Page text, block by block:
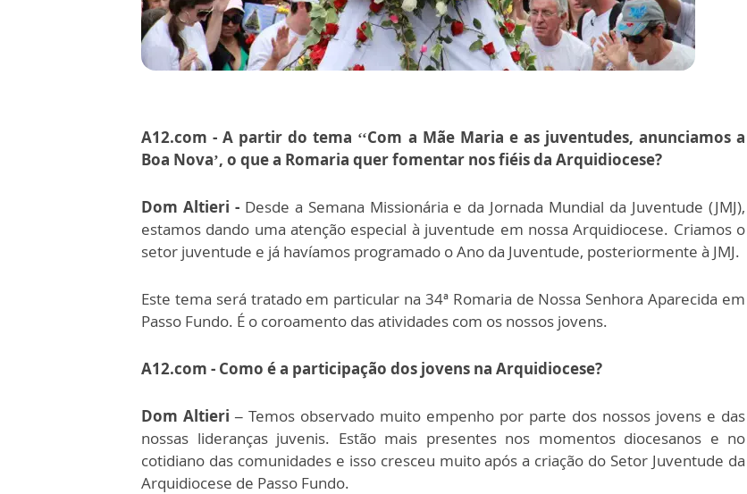
A12.com - A partir do tema ‘‘Com a Mãe Maria e as juventudes, anunciamos a
Boa Nova’, o que a Romaria quer fomentar nos fiéis da Arquidiocese?
Dom Altieri -Desde a Semana Missionária e da Jornada Mundial da Juventude (JMJ),
estamos dando uma atenção especial à juventude em nossa Arquidiocese. Criamos o
setor juventude e já havíamos programado o Ano da Juventude, posteriormente à JMJ.
Este tema será tratado em particular na 34ª Romaria de Nossa Senhora Aparecida em
Passo Fundo. É o coroamento das atividades com os nossos jovens.
A12.com - Como é a participação dos jovens na Arquidiocese?
Dom Altieri – Temos observado muito empenho por parte dos nossos jovens e das
nossas lideranças juvenis. Estão mais presentes nos momentos diocesanos e no
cotidiano das comunidades e isso cresceu muito após a criação do Setor Juventude da
Arquidiocese de Passo Fundo.